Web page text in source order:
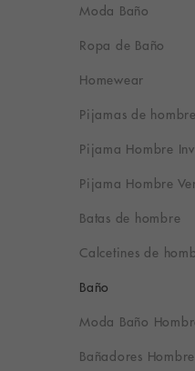
Moda Baño
Ropa de Baño
Homewear
Pijamas de hombre
Pijama Hombre
Pijama Hombre
Batas de hombre
Calcetines de
Baño
Moda Baño
Bañadores Hombre